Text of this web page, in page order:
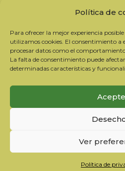
Política de
Para ofrecer la mejor experiencia
utilizamos cookies. El consentimiento a
procesar datos como el
La falta de consentimiento puede
determinadas características y
Acepte
Ver
Política de
Bâtiment Le Rubixco, 1 rue
Tel: 06 26 49 36 81 -
TwitterLinkedIn
Youtube
Suscríbase a nuestro boletín
Nuestros socios
Contactar con el equipo
Información jurídica
Política de privacidad